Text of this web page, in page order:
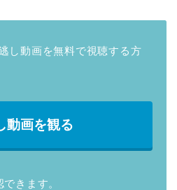
し動画を無料で視聴する方
動画を観る
きます。